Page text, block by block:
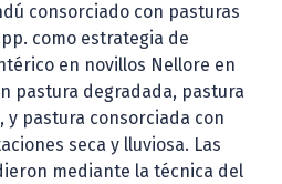
consorciado con pasturas
como estrategia de
en novillos Nellore en
pastura degradada, pastura
pastura consorciada con
seca y lluviosa. Las
mediante la técnica del